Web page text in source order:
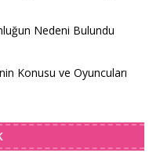
Nedeni Bulundu
Konusu ve Oyuncuları